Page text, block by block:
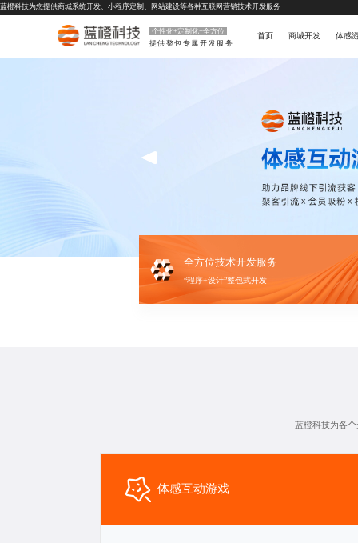
蓝橙科技为您提供商城系统开发、 小程序定制 、 网站建设等各种互联网营销技术开发服务
个性化+定制化+全方位
提供整包专属开发服务
首页 商城开发 体感
全方位技术开发服务
“程序+设计”整包式开发
蓝橙科技为各
体感互动游戏